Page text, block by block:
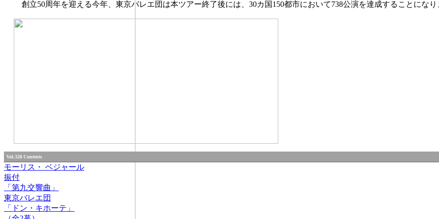
創立50周年を迎える今年、東京バレエ団は本ツアー終了後には、30カ国150都市において738公演を達成することになり
Vol.328 Contents
モーリス・ ベジャール
振付
「第九交響曲」
東京バレエ団
「ドン・キホーテ」